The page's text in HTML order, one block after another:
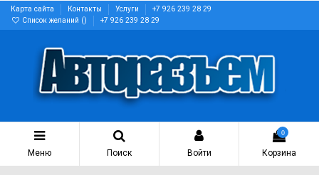
Карта сайта Контакты Услуги
+7 926 239 28 29
Список желаний () +7 926 239 28 29
Меню Поиск Войти
0
Корзина